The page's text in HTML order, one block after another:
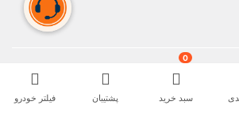
سبد خرید
0
پشتیبان فیلتر خودرو